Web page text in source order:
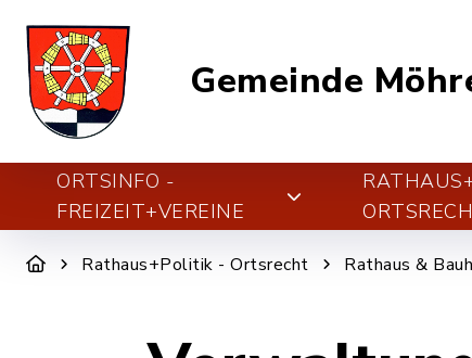
Gemeinde
ORTSINFO -
FREIZEIT+VEREINE
Rathaus+Politik - Ortsrecht Rathaus &